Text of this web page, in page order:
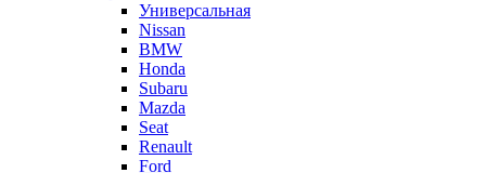
Универсальная
Nissan
BMW
Honda
Subaru
Mazda
Seat
Renault
Ford